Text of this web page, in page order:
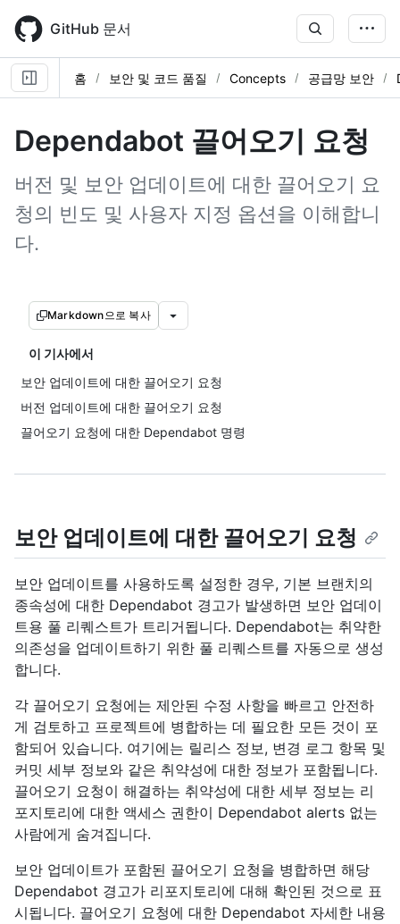
main
content
GitHub 문서
홈 보안 및 코드 품질 Concepts 공급망 보안
Dependabot 끌어오기 요청
버전 및 보안 업데이트에 대한 끌어오기 요
청의 빈도 및 사용자 지정 옵션을 이해합니
다.
Markdown으로 복사
이 기사에서
보안 업데이트에 대한 끌어오기 요청
버전 업데이트에 대한 끌어오기 요청
끌어오기 요청에 대한 Dependabot 명령
보안 업데이트에 대한 끌어오기 요청
보안 업데이트를 사용하도록 설정한 경우, 기본 브랜치의
종속성에 대한 Dependabot 경고가 발생하면 보안 업데이
트용 풀 리퀘스트가 트리거됩니다. Dependabot는 취약한
의존성을 업데이트하기 위한 풀 리퀘스트를 자동으로 생성
합니다.
각 끌어오기 요청에는 제안된 수정 사항을 빠르고 안전하
게 검토하고 프로젝트에 병합하는 데 필요한 모든 것이 포
함되어 있습니다. 여기에는 릴리스 정보, 변경 로그 항목 및
커밋 세부 정보와 같은 취약성에 대한 정보가 포함됩니다.
끌어오기 요청이 해결하는 취약성에 대한 세부 정보는 리
포지토리에 대한 액세스 권한이 Dependabot alerts 없는
사람에게 숨겨집니다.
보안 업데이트가 포함된 끌어오기 요청을 병합하면 해당
Dependabot 경고가 리포지토리에 대해 확인된 것으로 표
시됩니다. 끌어오기 요청에 대한 Dependabot 자세한 내용